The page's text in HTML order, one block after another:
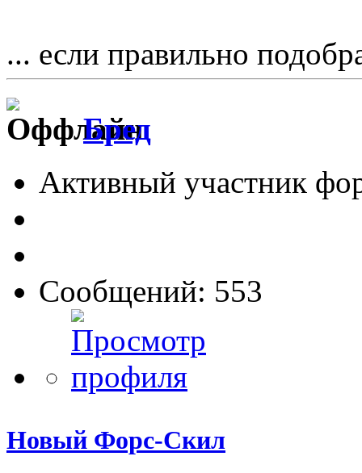
... если правильно
Бред
Активный участник
Сообщений: 553
Новый Форс-Скил